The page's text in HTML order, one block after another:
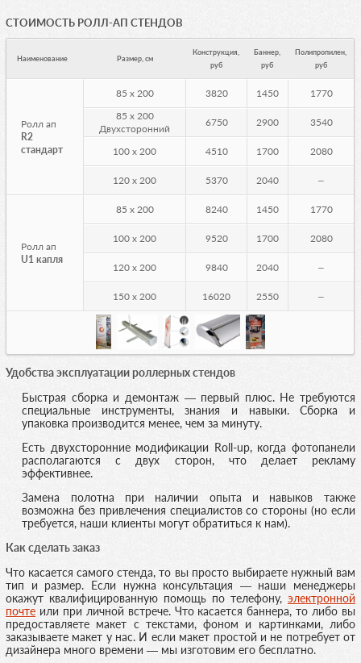
СТОИМОСТЬ РОЛЛ-АП СТЕНДОВ
Наименование Размер, cм
Конструкция,
руб
Баннер,
руб
Полипропилен,
руб
Ролл ап
R2
стандарт
85 х 200 3820 1450
1770
85 х 200
Двухсторонний
6750 2900 3540
100 х 200 4510 1700 2080
120 х 200 5370 2040 –
Ролл ап
U1 капля
85 х 200 8240 1450 1770
100 х 200 9520 1700 2080
120 х 200 9840 2040 –
150 х 200 16020 2550 –
Удобства эксплуатации роллерных стендов
Быстрая сборка и демонтаж — первый плюс. Не требуются
специальные инструменты, знания и навыки. Сборка и
упаковка производится менее, чем за минуту.
Есть двухсторонние модификации Roll-up, когда фотопанели
располагаются с двух сторон, что делает рекламу
эффективнее.
Замена полотна при наличии опыта и навыков также
возможна без привлечения специалистов со стороны (но если
требуется, наши клиенты могут обратиться к нам).
Как сделать заказ
Что касается самого стенда, то вы просто выбираете нужный вам
тип и размер. Если нужна консультация — наши менеджеры
окажут квалифицированную помощь по телефону, электронной
почте или при личной встрече. Что касается баннера, то либо вы
предоставляете макет с текстами, фоном и картинками, либо
заказываете макет у нас. И если макет простой и не потребует от
дизайнера много времени — мы изготовим его бесплатно.